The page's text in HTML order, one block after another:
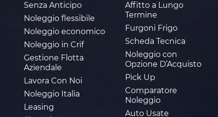
Senza Anticipo
Noleggio flessibile
Noleggio economico
Noleggio in Crif
Gestione Flotta
Aziendale
Lavora Con Noi
Noleggio Italia
Leasing
Affitto a Lungo
Termine
Furgoni Frigo
Scheda Tecnica
Noleggio con
Opzione D’Acquisto
Pick Up
Comparatore
Noleggio
Auto Usate